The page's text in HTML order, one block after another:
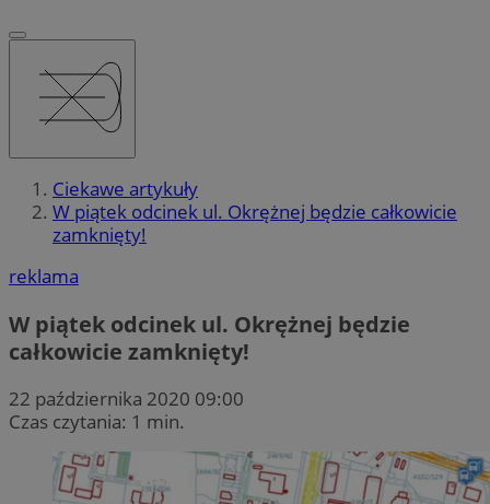
Ciekawe artykuły
W piątek odcinek ul. Okrężnej będzie całkowicie
zamknięty!
reklama
W piątek odcinek ul. Okrężnej będzie
całkowicie zamknięty!
22 października 2020 09:00
Czas czytania: 1 min.